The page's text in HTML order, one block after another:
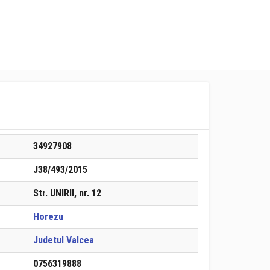
34927908
J38/493/2015
Str. UNIRII, nr. 12
Horezu
Judetul Valcea
0756319888